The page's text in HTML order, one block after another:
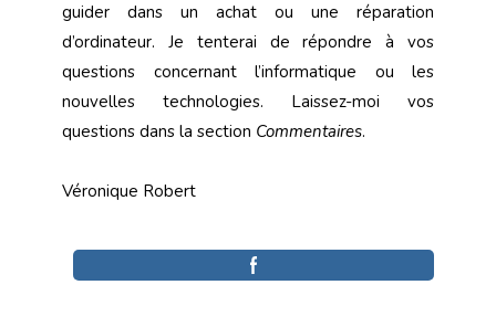
guider dans un achat ou une réparation
d’ordinateur. Je tenterai de répondre à vos
questions concernant l’informatique ou les
nouvelles technologies. Laissez-moi vos
questions dans la section Commentaires.
Véronique Robert